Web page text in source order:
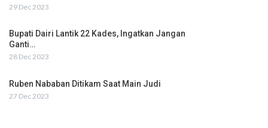
29 Dec 2023
Bupati Dairi Lantik 22 Kades, Ingatkan Jangan
Ganti…
28 Dec 2023
Ruben Nababan Ditikam Saat Main Judi
27 Dec 2023